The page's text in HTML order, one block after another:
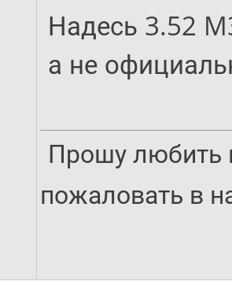
Надесь 3.52
а не
Прошу
пожаловать в